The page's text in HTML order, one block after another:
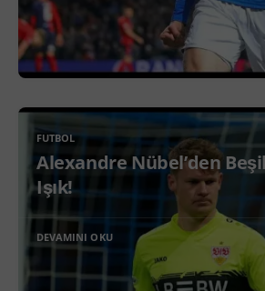
FUTBOL
Alexandre Nübel’den
Işık!
DEVAMINI OKU